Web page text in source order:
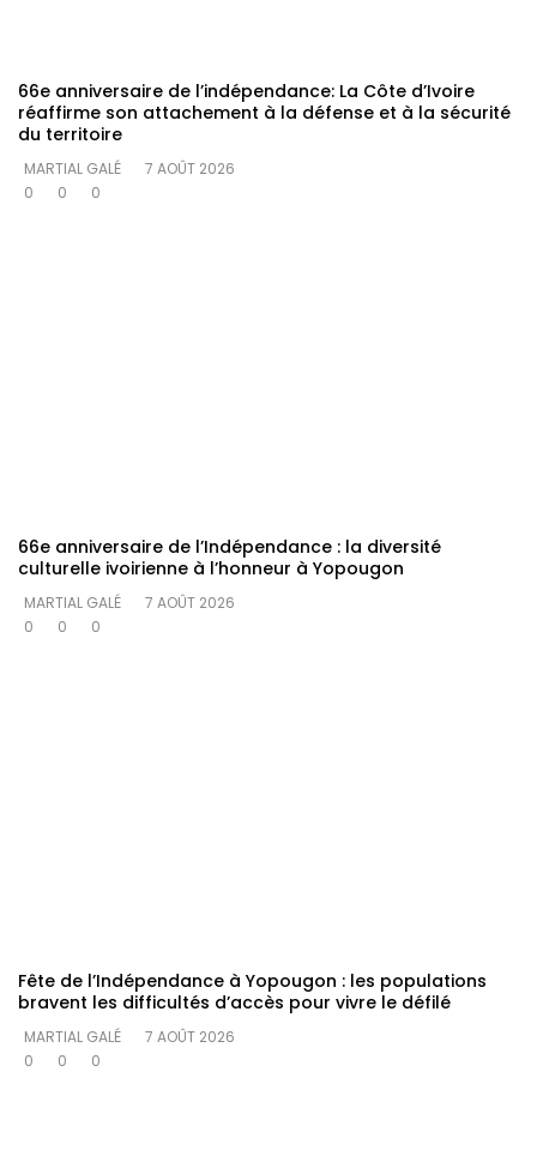
66e anniversaire de l’indépendance: La Côte d’Ivoire
réaffirme son attachement à la défense et à la sécurité
du territoire
MARTIAL GALÉ
7 AOÛT 2026
0
0 0
66e anniversaire de l’Indépendance : la diversité
culturelle ivoirienne à l’honneur à Yopougon
MARTIAL GALÉ
7 AOÛT 2026
0
0 0
Fête de l’Indépendance à Yopougon : les populations
bravent les difficultés d’accès pour vivre le défilé
MARTIAL GALÉ
7 AOÛT 2026
0
0 0